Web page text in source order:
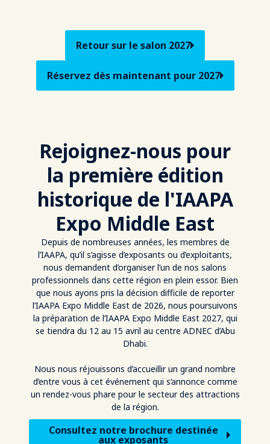
Retour sur le salon 2027
Réservez dès maintenant pour 2027
Rejoignez-nous pour
la première édition
historique de l'IAAPA
Expo Middle East
Depuis de nombreuses années, les membres de
l’IAAPA, qu’il s’agisse d’exposants ou d’exploitants,
nous demandent d’organiser l’un de nos salons
professionnels dans cette région en plein essor. Bien
que nous ayons pris la décision difficile de reporter
l’IAAPA Expo Middle East de 2026, nous poursuivons
la préparation de l’IAAPA Expo Middle East 2027, qui
se tiendra du 12 au 15 avril au centre ADNEC d’Abu
Dhabi.
Nous nous réjouissons d’accueillir un grand nombre
d’entre vous à cet événement qui s’annonce comme
un rendez-vous phare pour le secteur des attractions
de la région.
Consultez notre brochure destinée
aux exposants